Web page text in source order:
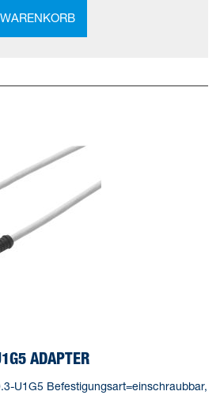
ADAPTER
U1G5 Befestigungsart=einschraubbar,